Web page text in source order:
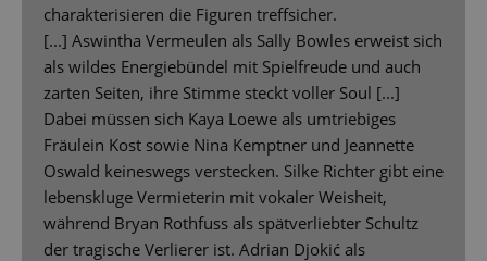
charakterisieren die Figuren treffsicher.
[...] Aswintha Vermeulen als Sally Bowles erweist sich
als wildes Energiebündel mit Spielfreude und auch
zarten Seiten, ihre Stimme steckt voller Soul [...]
Dabei müssen sich Kaya Loewe als umtriebiges
Fräulein Kost sowie Nina Kemptner und Jeannette
Oswald keineswegs verstecken. Silke Richter gibt eine
lebenskluge Vermieterin mit vokaler Weisheit,
während Bryan Rothfuss als spätverliebter Schultz
der tragische Verlierer ist. Adrian Djokić als